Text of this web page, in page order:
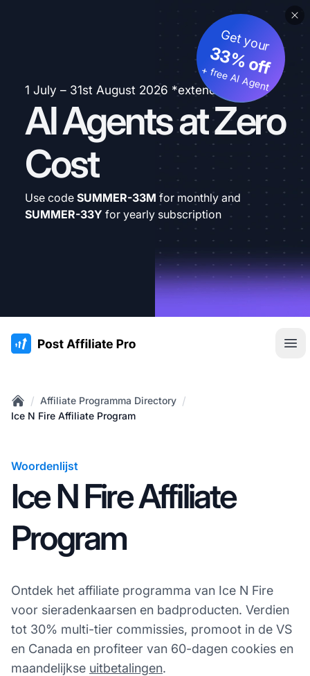
1 July – 31st August 2026 *extended
AI Agents at Zero
Cost
Get your
33% off
+ free AI Agent
Use code SUMMER-33M for monthly and
SUMMER-33Y for yearly subscription
:site.title
Home
/ Affiliate Programma Directory /
Ice N Fire Affiliate Program
Woordenlijst
Ice N Fire Affiliate
Program
Ontdek het affiliate programma van Ice N Fire
voor sieradenkaarsen en badproducten. Verdien
tot 30% multi-tier commissies, promoot in de VS
en Canada en profiteer van 60-dagen cookies en
maandelijkse uitbetalingen.